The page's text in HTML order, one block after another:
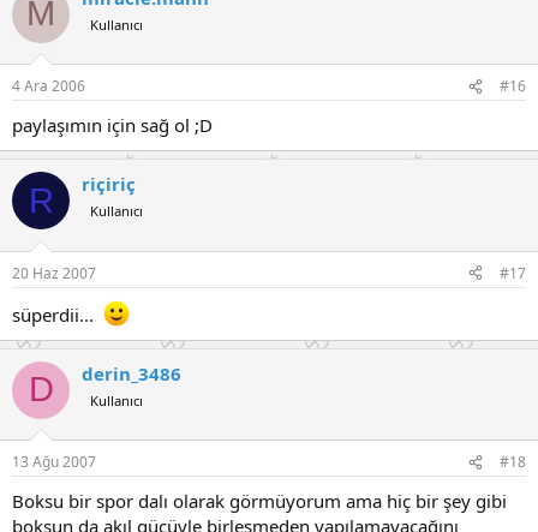
M Kullanıcı
4 Ara 2006 #16
paylaşımın için sağ ol ;D
R riçiriç
Kullanıcı
20 Haz 2007 #17
süperdii...
D derin_3486
Kullanıcı
13 Ağu 2007 #18
Boksu bir spor dalı olarak görmüyorum ama hiç bir şey gibi
boksun da akıl gücüyle birleşmeden yapılamayacağını